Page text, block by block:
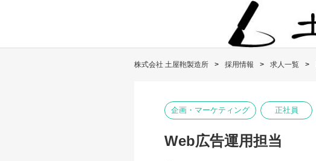
株式会社 土屋鞄製造所 採用情報 求人一覧
企画・マーケティング 正社員
Web広告運用担当